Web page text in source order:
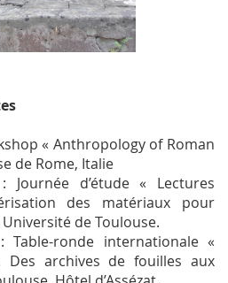
« Anthropology of Roman
de Rome, Italie
: Journée d’étude « Lectures
des matériaux pour
de Toulouse.
: Table-ronde internationale «
Des archives de fouilles aux